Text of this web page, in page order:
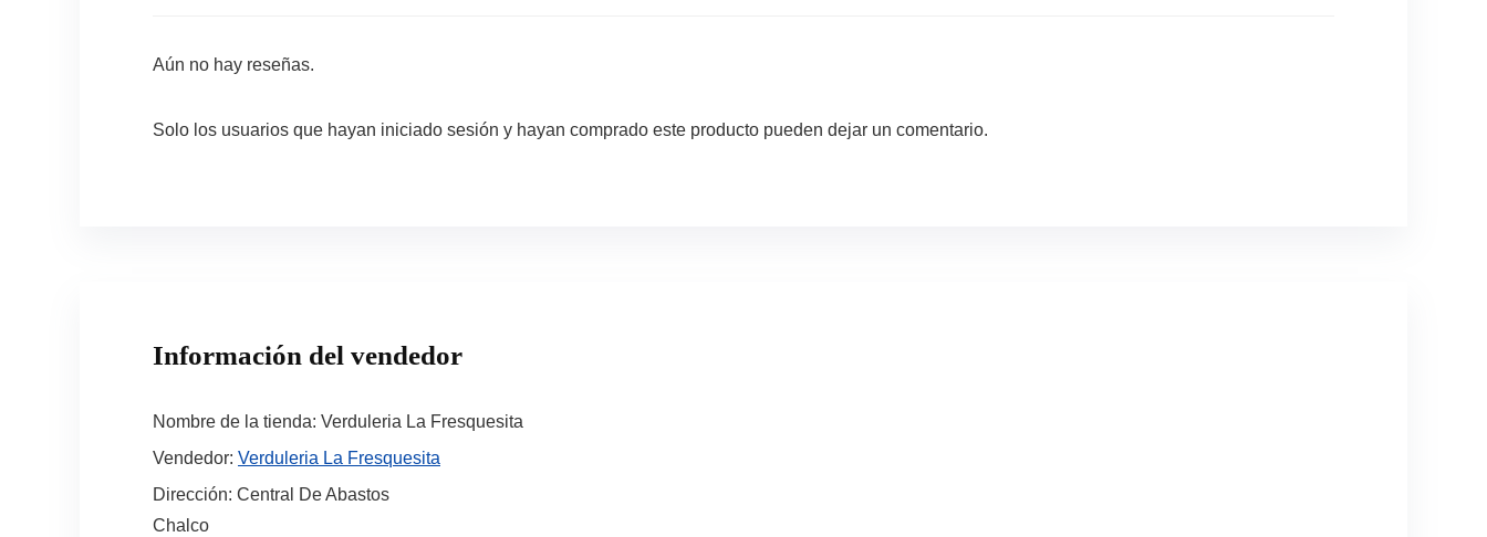
Aún no hay reseñas.
Solo los usuarios que hayan iniciado sesión y hayan comprado este producto pueden dejar un comentario.
Información del vendedor
Nombre de la tienda: Verduleria La Fresquesita
Vendedor: Verduleria La Fresquesita
Dirección: Central De Abastos
Chalco